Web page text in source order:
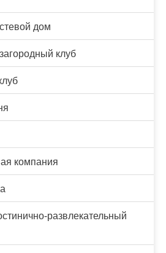
дом
клуб
компания
развлекательный